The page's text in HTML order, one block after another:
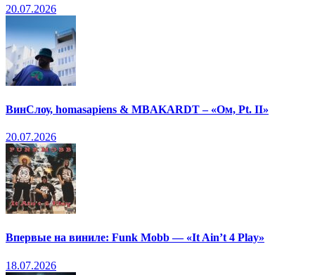
20.07.2026
ВинСлоу, homasapiens & MBAKARDT – «Ом, Pt. II»
20.07.2026
Впервые на виниле: Funk Mobb — «It Ain’t 4 Play»
18.07.2026